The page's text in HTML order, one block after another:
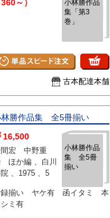
小林勝作品
集「第3
巻」
360～）
古本配達本舗
林勝作品集 全5冊揃い
小林勝作品
集 全5冊
揃い
16,500
間宏 中野重
か編 、白川
書院 、1975 、5
録揃い ヤケ有 函イタミ 本
ミ有